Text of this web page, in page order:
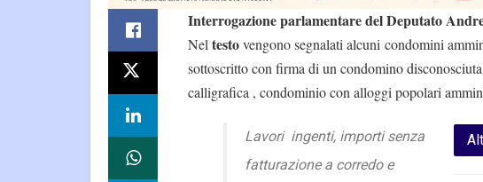
Interrogazione parlamentare del Deputato
Neltestovengono segnalati alcuni condomini
sottoscritto con firma di un condomino
calligrafica , condominio con alloggi popolari
Lavori ingenti, importi senza
fatturazione a corredo e